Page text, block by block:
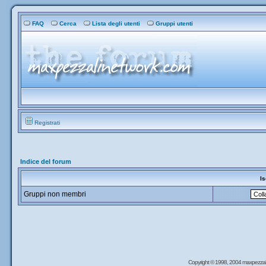
FAQ Cerca Lista degli utenti Gruppi utenti
Registrati
Indice del forum
Gruppi non membri
Copyright © 1998, 2004